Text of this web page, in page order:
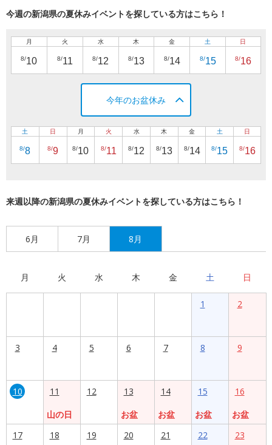
今週の新潟県の夏休みイベントを探している方はこちら！
月
8/10
火
8/11
水
8/12
木
8/13
金
8/14
土
8/15
日
8/16
今年のお盆休み
土
8/8
日
8/9
月
8/10
火
8/11
水
8/12
木
8/13
金
8/14
土
8/15
日
8/16
来週以降の新潟県の夏休みイベントを探している方はこちら！
6月 7月 8月
月 火 水 木 金 土 日
1 2
3 4 5 6 7 8 9
10
11
山の日
12
13
お盆
14
お盆
15
お盆
16
お盆
17
18 19 20 21 22 23